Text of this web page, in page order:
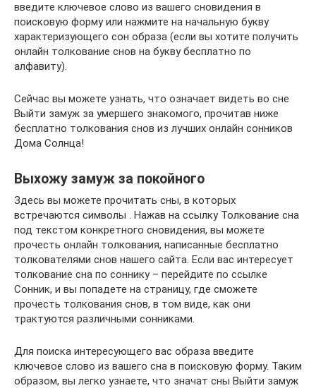
введите ключевое слово из вашего сновидения в
поисковую форму или нажмите на начальную букву
характеризующего сон образа (если вы хотите получить
онлайн толкование снов на букву бесплатно по
алфавиту).
Сейчас вы можете узнать, что означает видеть во сне
Выйти замуж за умершего знакомого, прочитав ниже
бесплатно толкования снов из лучших онлайн сонников
Дома Солнца!
Выхожу замуж за покойного
Здесь вы можете прочитать сны, в которых
встречаются символы . Нажав на ссылку Толкование сна
под текстом конкретного сновидения, вы можете
прочесть онлайн толкования, написанные бесплатно
толкователями снов нашего сайта. Если вас интересует
толкование сна по соннику – перейдите по ссылке
Сонник, и вы попадете на страницу, где сможете
прочесть толкования снов, в том виде, как они
трактуются различными сонниками.
Для поиска интересующего вас образа введите
ключевое слово из вашего сна в поисковую форму. Таким
образом, вы легко узнаете, что значат сны Выйти замуж